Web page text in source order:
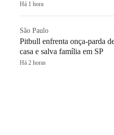
Há 1 hora
São Paulo
Pitbull enfrenta onça-parda
casa e salva família em SP
Há 2 horas